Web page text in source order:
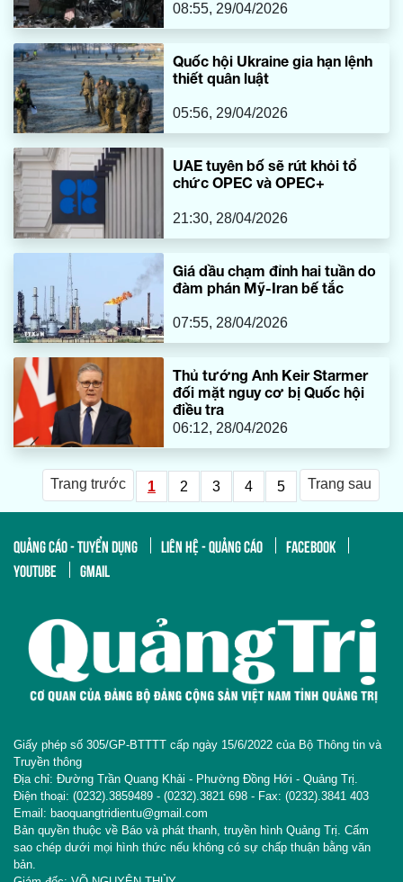
08:55, 29/04/2026
Quốc hội Ukraine gia hạn lệnh
thiết quân luật
05:56, 29/04/2026
UAE tuyên bố sẽ rút khỏi tổ
chức OPEC và OPEC+
21:30, 28/04/2026
Giá dầu chạm đỉnh hai tuần do
đàm phán Mỹ-Iran bế tắc
07:55, 28/04/2026
Thủ tướng Anh Keir Starmer
đối mặt nguy cơ bị Quốc hội
điều tra
06:12, 28/04/2026
Trang trước 1 2 3 4 5 Trang sau
QUẢNG CÁO - TUYỂN DỤNG LIÊN HỆ - QUẢNG CÁO
FACEBOOK
YOUTUBE
GMAIL
Giấy phép số 305/GP-BTTTT cấp ngày 15/6/2022 của Bộ Thông tin và
Truyền thông
Địa chỉ: Đường Trần Quang Khải - Phường Đồng Hới - Quảng Trị.
Điện thoại: (0232).3859489 - (0232).3821 698 - Fax: (0232).3841 403
Email: baoquangtridientu@gmail.com
Bản quyền thuộc về Báo và phát thanh, truyền hình Quảng Trị. Cấm
sao chép dưới mọi hình thức nếu không có sự chấp thuận bằng văn
bản.